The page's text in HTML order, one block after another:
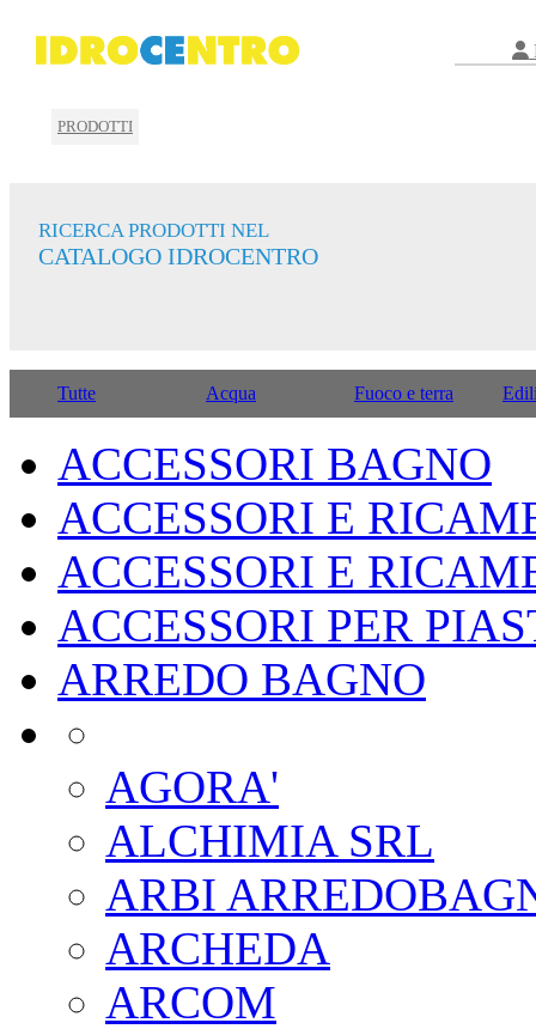
PRODOTTI
RICERCA PRODOTTI NEL
CATALOGO IDROCENTRO
Tutte Acqua Fuoco e terra
ACCESSORI BAGNO
ACCESSORI E
ACCESSORI E
ACCESSORI PER
ARREDO BAGNO
AGORA'
ALCHIMIA SRL
ARBI
ARCHEDA
ARCOM